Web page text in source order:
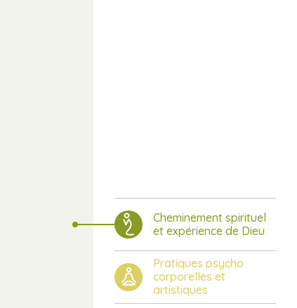
Cheminement spirituel
et expérience de Dieu
Pratiques psycho
corporelles et
artistiques